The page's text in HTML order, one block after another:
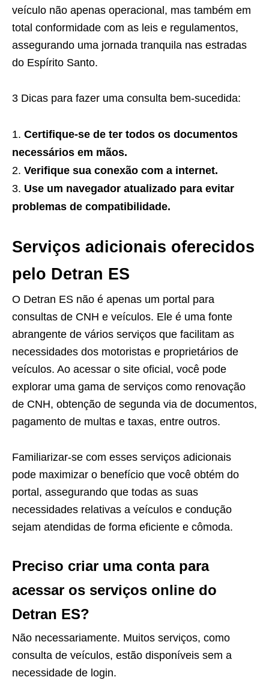
veículo não apenas operacional, mas também em
total conformidade com as leis e regulamentos,
assegurando uma jornada tranquila nas estradas
do Espírito Santo.
3 Dicas para fazer uma consulta bem-sucedida:
Certifique-se de ter todos os documentos
necessários em mãos.
Verifique sua conexão com a internet.
Use um navegador atualizado para evitar
problemas de compatibilidade.
Serviços adicionais oferecidos
pelo Detran ES
O Detran ES não é apenas um portal para
consultas de CNH e veículos. Ele é uma fonte
abrangente de vários serviços que facilitam as
necessidades dos motoristas e proprietários de
veículos. Ao acessar o site oficial, você pode
explorar uma gama de serviços como renovação
de CNH, obtenção de segunda via de documentos,
pagamento de multas e taxas, entre outros.
Familiarizar-se com esses serviços adicionais
pode maximizar o benefício que você obtém do
portal, assegurando que todas as suas
necessidades relativas a veículos e condução
sejam atendidas de forma eficiente e cômoda.
Preciso criar uma conta para
acessar os serviços online do
Detran ES?
Não necessariamente. Muitos serviços, como
consulta de veículos, estão disponíveis sem a
necessidade de login.